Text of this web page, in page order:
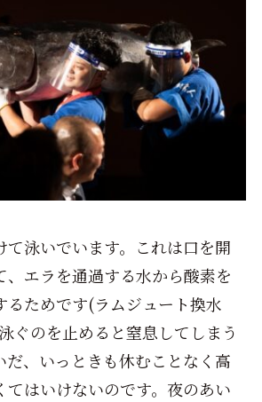
て泳いでいます。これは口を開
、エラを通過する水から酸素を
るためです(ラムジュート換水
ぐのを止めると窒息してしまう
だ、いっときも休むことなく高
てはいけないのです。夜のあい